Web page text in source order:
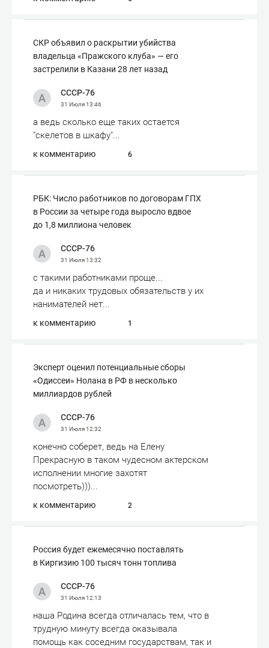
СКР объявил о раскрытии убийства
владельца «Пражского клуба» — его
застрелили в Казани 28 лет назад
СССР-76
31 Июля13:46
а ведь сколько еще таких остается
"скелетов в шкафу"...
к комментарию 6
РБК: Число работников по договорам ГПХ
в России за четыре года выросло вдвое
до 1,8 миллиона человек
СССР-76
31 Июля13:32
с такими работниками проще...
да и никаких трудовых обязательств у их
нанимателей нет...
к комментарию 1
Эксперт оценил потенциальные сборы
«Одиссеи» Нолана в РФ в несколько
миллиардов рублей
СССР-76
31 Июля12:32
конечно соберет, ведь на Елену
Прекрасную в таком чудесном актерском
исполнении многие захотят
посмотреть)))...
к комментарию 2
Россия будет ежемесячно поставлять
в Киргизию 100 тысяч тонн топлива
СССР-76
31 Июля12:13
наша Родина всегда отличалась тем, что в
трудную минуту всегда оказывала
помощь как соседним государствам, так и